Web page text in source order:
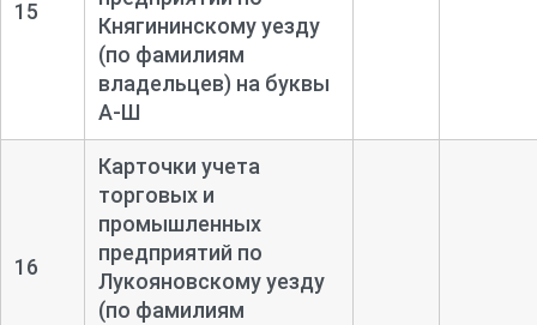
15
Княгининскому уезду
(по фамилиям
владельцев) на буквы
А-Ш
16
Карточки учета
торговых и
промышленных
предприятий по
Лукояновскому уезду
(по фамилиям